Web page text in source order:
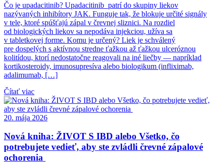
Čo je upadacitinib? Upadacitinib patrí do skupiny liekov
nazývaných inhibítory JAK. Funguje tak, že blokuje určité signály
v tele, ktoré spúšťajú zápal v črevnej sliznici. Na rozdiel
od biologických liekov sa nepodáva injekciou, užíva sa
v tabletkovej forme. Komu je určený? Liek je schválený
pre dospelých s aktívnou stredne ťažkou až ťažkou ulceróznou
kolitídou, ktorí nedostatočne reagovali na iné liečby — napríklad
kortikosteroidy, imunosupresíva alebo biologikum (infliximab,
adalimumab, […]
Čítať viac
20. mája 2026
Nová kniha: ŽIVOT S IBD alebo Všetko, čo
potrebujete vedieť, aby ste zvládli črevné zápalové
ochorenia